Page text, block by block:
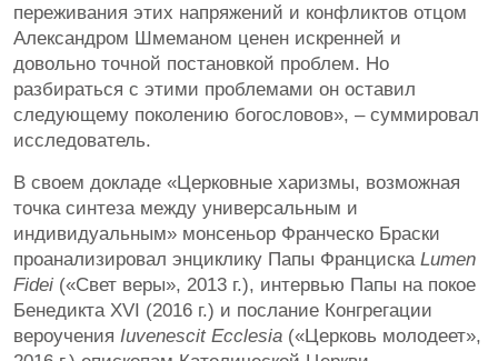
переживания этих напряжений и конфликтов отцом
Александром Шмеманом ценен искренней и
довольно точной постановкой проблем. Но
разбираться с этими проблемами он оставил
следующему поколению богословов», – суммировал
исследователь.
В своем докладе «Церковные харизмы, возможная
точка синтеза между универсальным и
индивидуальным» монсеньор Франческо Браски
проанализировал энциклику Папы Франциска Lumen
Fidei («Свет веры», 2013 г.), интервью Папы на покое
Бенедикта XVI (2016 г.) и послание Конгрегации
вероучения Iuvenescit Ecclesia («Церковь молодеет»,